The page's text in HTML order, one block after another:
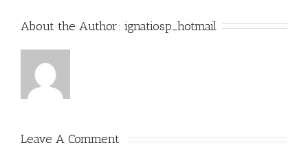
About the Author: ignatiosp_hotmail
Leave A Comment